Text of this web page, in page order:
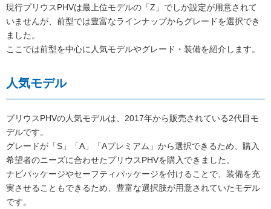
現行プリウスPHVは最上位モデルの「Z」でしか設定が用意されて
いませんが、前型では豊富なラインナップからグレードを選択でき
ました。
ここでは前型を中心に人気モデルやグレード・装備を紹介します。
人気モデル
プリウスPHVの人気モデルは、2017年から販売されている2代目モ
デルです。
グレードが「S」「A」「Aプレミアム」から選択できるため、購入
希望者のニーズに合わせたプリウスPHVを購入できました。
ナビパッケージやセーフティパッケージを付けることで、装備を充
実させることもできるため、豊富な選択肢が用意されていたモデル
です。